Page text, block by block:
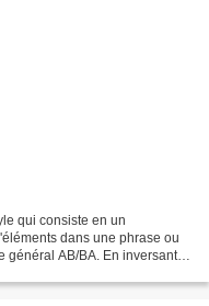
qui consiste en un
dans une phrase ou
général AB/BA. En inversant